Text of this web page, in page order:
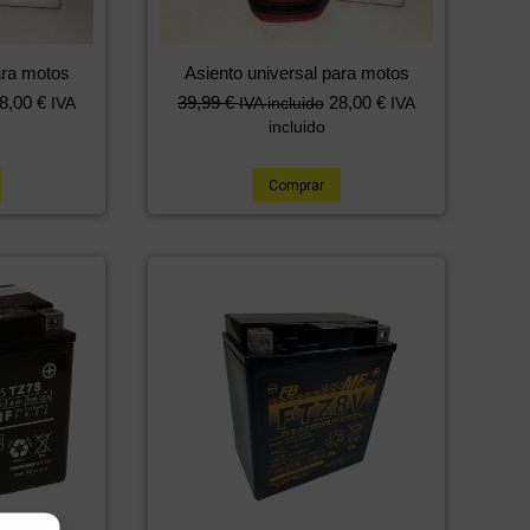
motos
€ IVA
Asiento universal para motos
39,99€ IVA incluido 28,00 € IVA
incluido
Comprar